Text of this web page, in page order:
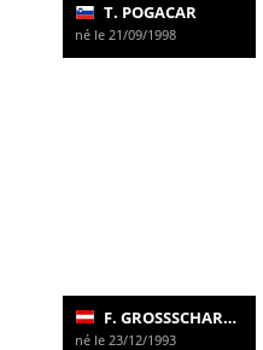
T. POGACAR
né le 21/09/1998
F. GROSSSCHARTNER
né le 23/12/1993